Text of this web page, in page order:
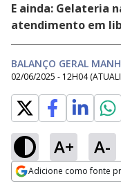
E ainda: Gelateria
atendimento em
BALANÇO GERAL
02/06/2025 - 12H04
A+ A-
Adicione como fonte